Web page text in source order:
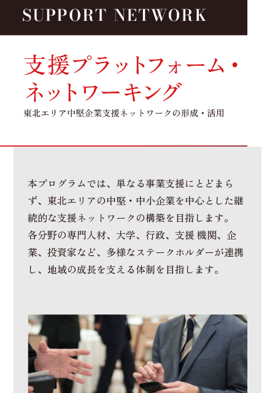
本プログラムでは、単なる事業支援にとどまら
ず、東北エリアの中堅・中小企業を中心とした継
続的な支援ネットワークの構築を目指します。
各分野の専門人材、大学、行政、支援 機関、企
業、投資家など、多様なステークホルダーが連携
し、地域の成長を支える体制を目指します。